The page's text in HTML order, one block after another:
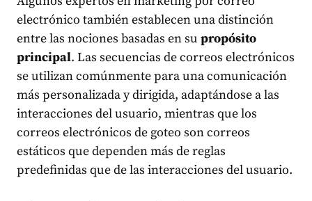
electrónico también establecen una distinción
entre las nociones basadas en su propósito
principal. Las secuencias de correos electrónicos
se utilizan comúnmente para una comunicación
más personalizada y dirigida, adaptándose a las
interacciones del usuario, mientras que los
correos electrónicos de goteo son correos
estáticos que dependen más de reglas
predefinidas que de las interacciones del usuario.